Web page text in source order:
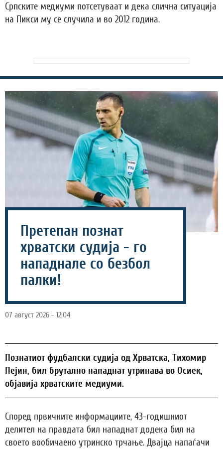
Српските медиуми потсетуваат и дека слична ситуација
на Пикси му се случила и во 2012 година.
Претепан познат
хрватски судија - го
нападнале со безбол
палки!
07 август 2026 - 12:04
Познатиот фудбалски судија од Хрватска, Тихомир
Пејин, бил брутално нападнат утринава во Осиек,
објавија хрватските медиуми.
Според првичните информациите, 43-годишниот
делител на правдата бил нападнат додека бил на
своето вообичаено утринско трчање. Двајца напаѓачи